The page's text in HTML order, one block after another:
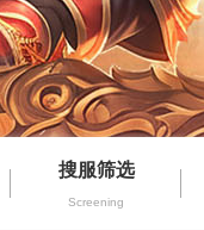
搜服筛选
Screening